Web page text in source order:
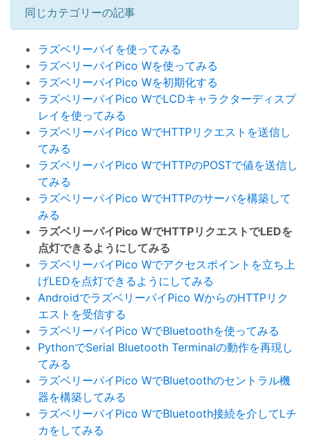
同じカテゴリーの記事
ラズベリーパイを使ってみる
ラズベリーパイPico Wを使ってみる
ラズベリーパイPico Wを初期化する
ラズベリーパイPico WでLCDキャラクターディスプ
レイを使ってみる
ラズベリーパイPico WでHTTPリクエストを送信し
てみる
ラズベリーパイPico WでHTTPのPOSTで値を送信し
てみる
ラズベリーパイPico WでHTTPのサーバを構築して
みる
ラズベリーパイPico WでHTTPリクエストでLEDを
点灯できるようにしてみる
ラズベリーパイPico Wでアクセスポイントを立ち上
げLEDを点灯できるようにしてみる
AndroidでラズベリーパイPico WからのHTTPリク
エストを受信する
ラズベリーパイPico WでBluetoothを使ってみる
PythonでSerial Bluetooth Terminalの動作を再現し
てみる
ラズベリーパイPico WでBluetoothのセントラル機
器を構築してみる
ラズベリーパイPico WでBluetooth接続を介してLチ
カをしてみる